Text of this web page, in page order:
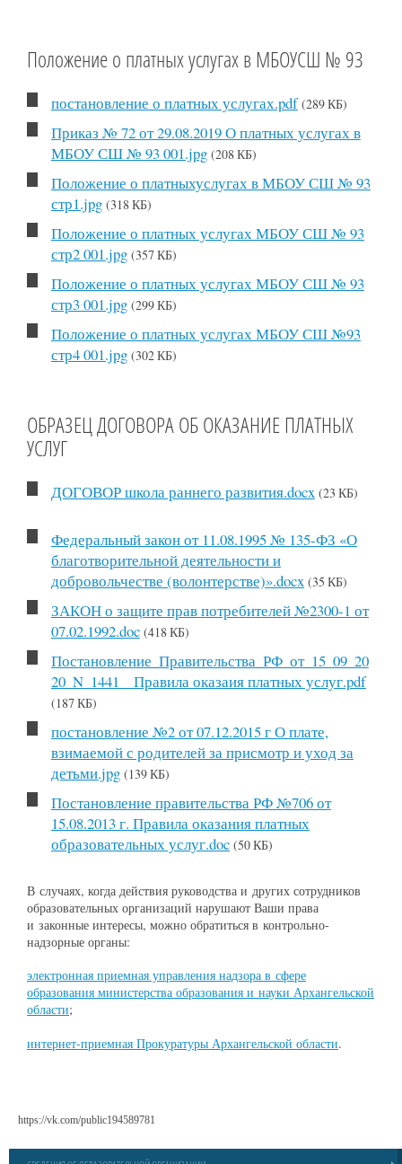
Положение о платных услугах в МБОУСШ № 93
постановление о платных услугах.pdf (289 КБ)
Приказ № 72 от 29.08.2019 О платных услугах в
МБОУ СШ № 93 001.jpg (208 КБ)
Положение о платныхуслугах в МБОУ СШ № 93
стр1.jpg (318 КБ)
Положение о платных услугах МБОУ СШ № 93
стр2 001.jpg (357 КБ)
Положение о платных услугах МБОУ СШ № 93
стр3 001.jpg (299 КБ)
Положение о платных услугах МБОУ СШ №93
стр4 001.jpg (302 КБ)
ОБРАЗЕЦ ДОГОВОРА ОБ ОКАЗАНИЕ ПЛАТНЫХ
УСЛУГ
ДОГОВОР школа раннего развития.docx (23 КБ)
Федеральный закон от 11.08.1995 № 135-ФЗ «О
благотворительной деятельности и
добровольчестве (волонтерстве)».docx (35 КБ)
ЗАКОН о защите прав потребителей №2300-1 от
07.02.1992.doc (418 КБ)
Постановление_Правительства_РФ_от_15_09_20
20_N_1441__Правила оказаия платных услуг.pdf
(187 КБ)
постановление №2 от 07.12.2015 г О плате,
взимаемой с родителей за присмотр и уход за
детьми.jpg (139 КБ)
Постановление правительства РФ №706 от
15.08.2013 г. Правила оказания платных
образовательных услуг.doc (50 КБ)
В случаях, когда действия руководства и других сотрудников
образовательных организаций нарушают Ваши права
и законные интересы, можно обратиться в контрольно-
надзорные органы:
электронная приемная управления надзора в сфере
образования министерства образования и науки Архангельской
области;
интернет-приемная Прокуратуры Архангельской области.
https://vk.com/public194589781